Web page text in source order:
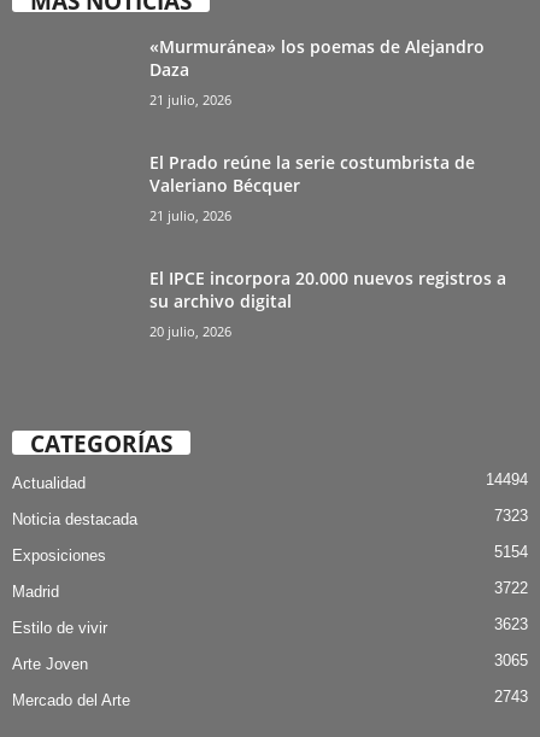
«Murmuránea» los poemas de Alejandro
Daza
21 julio, 2026
El Prado reúne la serie costumbrista de
Valeriano Bécquer
21 julio, 2026
El IPCE incorpora 20.000 nuevos registros a
su archivo digital
20 julio, 2026
CATEGORÍAS
Actualidad 14494
Noticia destacada 7323
Exposiciones 5154
Madrid 3722
Estilo de vivir 3623
Arte Joven 3065
Mercado del Arte 2743